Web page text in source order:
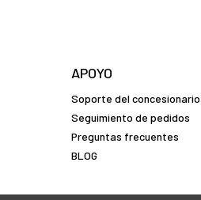
APOYO
Soporte del concesionario
Seguimiento de pedidos
Preguntas frecuentes
BLOG